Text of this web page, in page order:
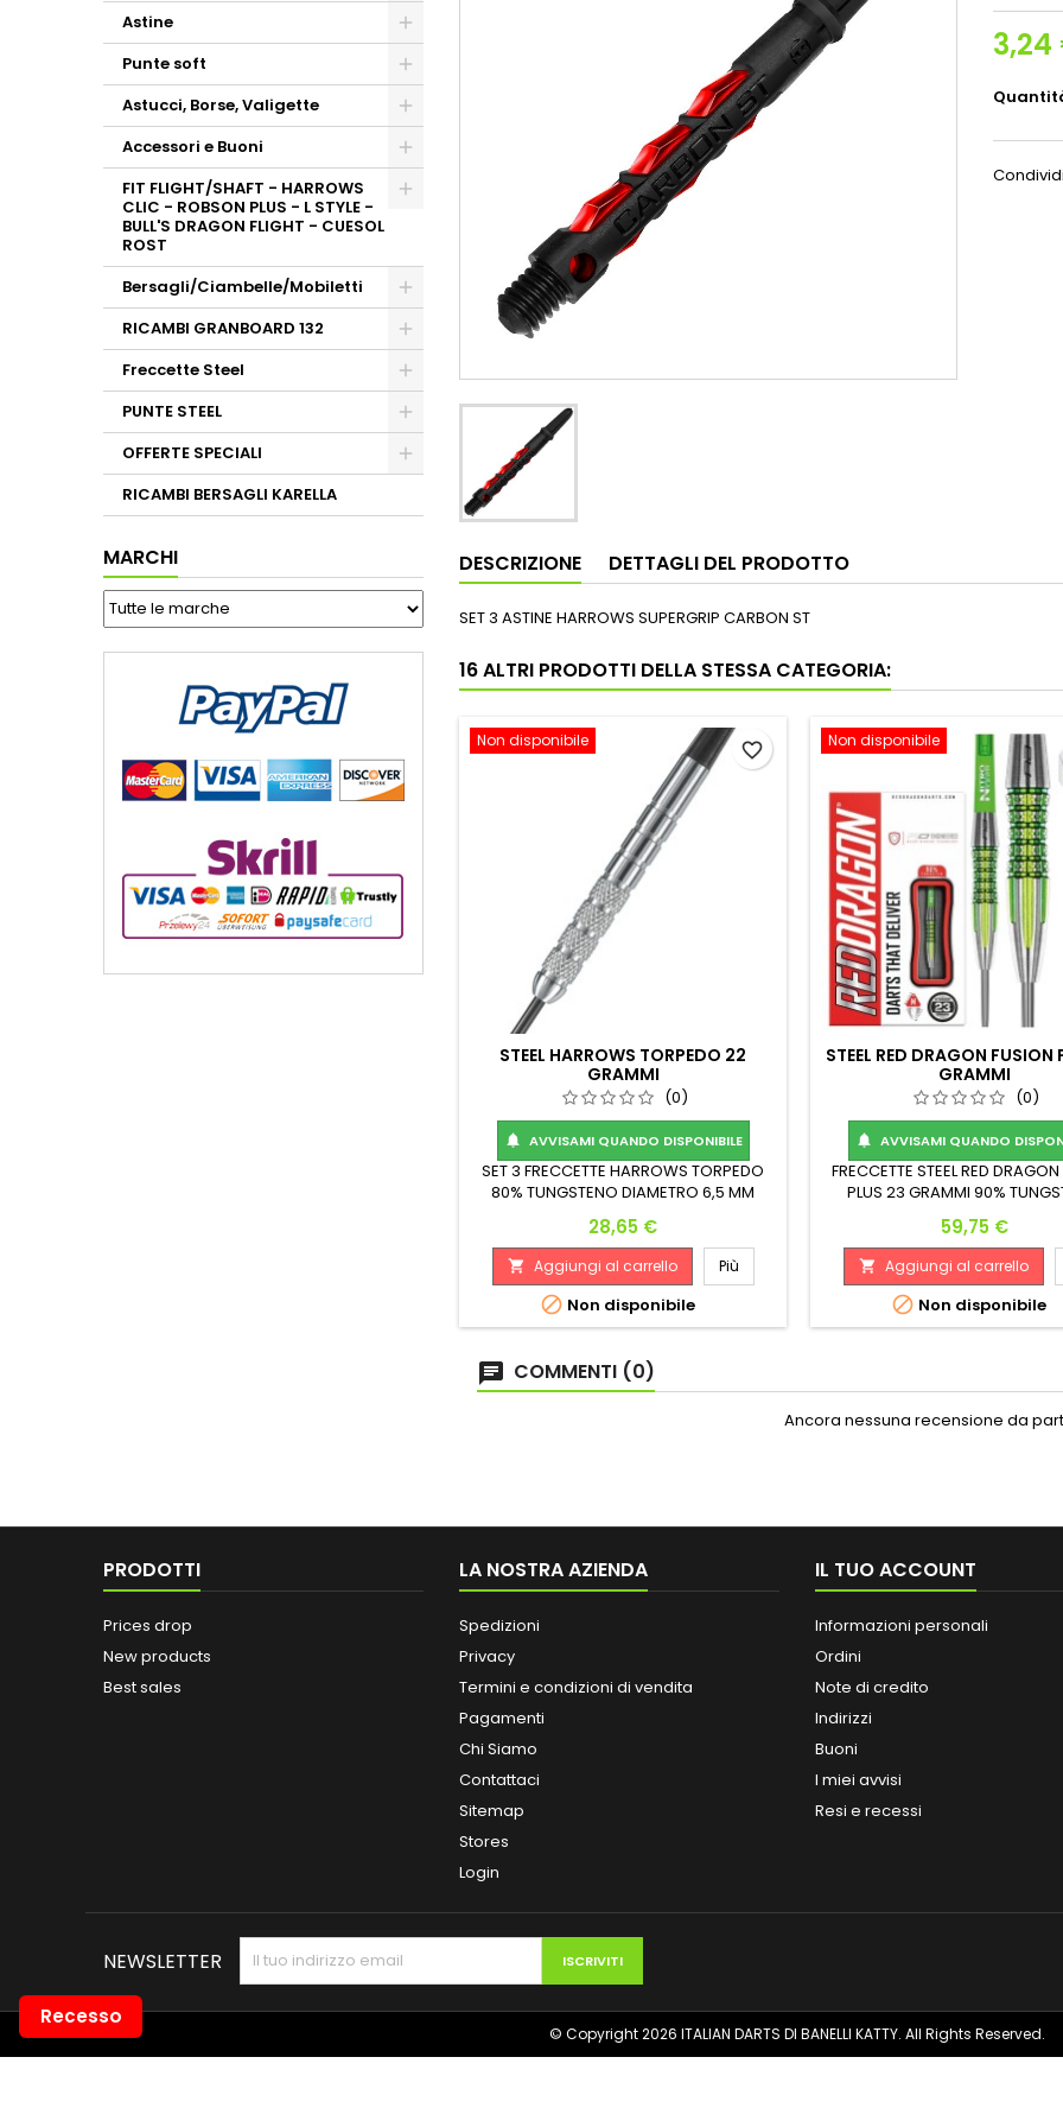
Astine
Punte soft
Astucci, Borse, Valigette
Accessori e Buoni
FIT FLIGHT/SHAFT - HARROWS
CLIC - ROBSON PLUS - L STYLE -
BULL'S DRAGON FLIGHT - CUESOL
ROST
Bersagli/Ciambelle/Mobiletti
RICAMBI GRANBOARD 132
Freccette Steel
PUNTE STEEL
OFFERTE SPECIALI
RICAMBI BERSAGLI KARELLA
MARCHI
3,24
Condividi
DESCRIZIONE DETTAGLI DEL PRODOTTO
SET 3 ASTINE HARROWS SUPERGRIP CARBON ST
16 ALTRI PRODOTTI DELLA STESSA CATEGORIA:
Non disponibile
STEEL HARROWS TORPEDO 22
GRAMMI
(0)
 AVVISAMI QUANDO DISPONIBILE
SET 3 FRECCETTE HARROWS TORPEDO
80% TUNGSTENO DIAMETRO 6,5 MM
LUNGHEZZA 49 MM PESO 22 GRAMMI
Prezzo
28,65 €
 Aggiungi al carrello Più
 Non disponibile
favorite_border Non disponibile
STEEL RED DRAGON FUSION
GRAMMI
(0)
 AVVISAMI QUANDO
FRECCETTE STEEL RED
PLUS 23 GRAMMI 90%
Dimensions 6.7mm - 7.6mm x
Prezzo
59,75 €
 Aggiungi al carrello
 Non disponibile
COMMENTI (0)
Ancora nessuna recensione da
PRODOTTI
Prices drop
New products
Best sales
LA NOSTRA AZIENDA
Spedizioni
Privacy
Termini e condizioni di vendita
Pagamenti
Chi Siamo
Contattaci
Sitemap
Stores
Login
IL TUO ACCOUNT
Informazioni personali
Ordini
Note di credito
Indirizzi
Buoni
I miei avvisi
Resi e recessi
NEWSLETTER
© Copyright 2026 ITALIAN DARTS DI BANELLI KATTY. All Rights Reserved.
Recesso